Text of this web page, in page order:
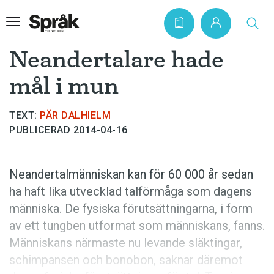
Artiklar
Skrivtips
Bokrecensioner
Kviss
Podden
Neandertalare hade
mål i mun
TEXT: PÄR DALHIELM
PUBLICERAD 2014-04-16
Neandertalmänniskan kan för 60 000 år sedan
ha haft lika utvecklad talförmåga som dagens
människa. De fysiska förutsättningarna, i form
av ett tungben utformat som människans, fanns.
Människans närmaste nu levande släktingar,
schimpansen och bonobon, saknar däremot